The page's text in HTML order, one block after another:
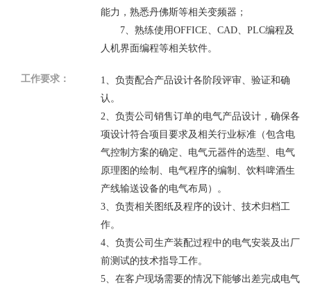
能力，熟悉丹佛斯等相关变频器；
7、熟练使用OFFICE、 CAD、 PLC编程及
人机界面编程等相关软件。
工作要求： 1、负责配合产品设计各阶段评审、验证和确
认。
2、负责公司销售订单的电气产品设计，确保各
项设计符合项目要求及相关行业标准（包含电
气控制方案的确定、电气元器件的选型、电气
原理图的绘制、电气程序的编制、饮料啤酒生
产线输送设备的电气布局）。
3、负责相关图纸及程序的设计、技术归档工
作。
4、负责公司生产装配过程中的电气安装及出厂
前测试的技术指导工作。
5、在客户现场需要的情况下能够出差完成电气